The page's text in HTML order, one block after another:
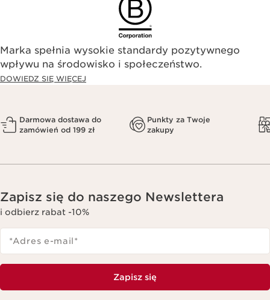
Marka spełnia wysokie standardy pozytywnego
wpływu na środowisko i społeczeństwo.​
DOWIEDZ SIĘ WIĘCEJ
Darmowa dostawa do
zamówień od 199 zł
Punkty za Twoje
zakupy
Zapisz się do naszego Newslettera
i odbierz rabat -10%
*Adres e-mail*
Zapisz się